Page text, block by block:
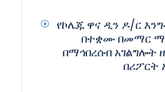
የኮሌጁ ዋና ዲን ዶ/ር
በተቋሙ በመማር
በማኅበረሰብ አገልግሎት
በሪፖርት